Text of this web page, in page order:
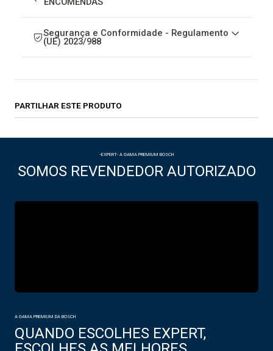
Segurança e Conformidade - Regulamento
(UE) 2023/988
PARTILHAR ESTE PRODUTO
-EXPERT- A GAMA PREMIUM BOSCH
SOMOS REVENDEDOR AUTORIZADO
A GAMA PREMIUM DA BOSCH
QUANDO ESCOLHES EXPERT,